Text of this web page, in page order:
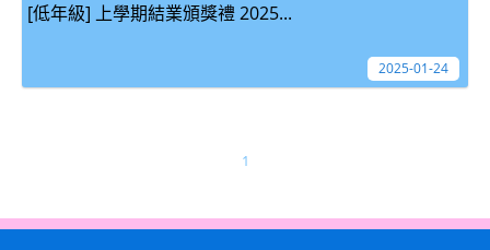
[低年級] 上學期結業頒獎禮 2025...
2025-01-24
1